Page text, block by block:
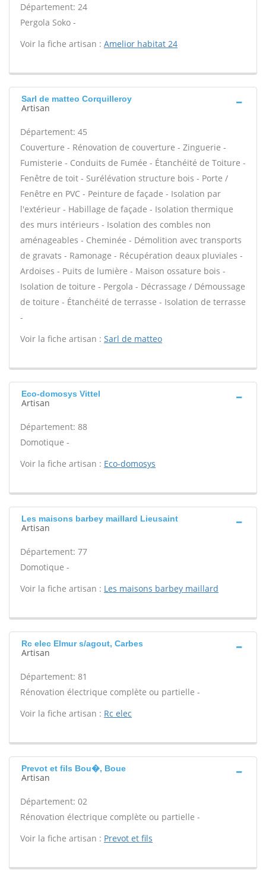
Département: 24
Pergola Soko -
Voir la fiche artisan : Amelior habitat 24
Sarl de matteo Corquilleroy
Artisan
Département: 45
Couverture - Rénovation de couverture - Zinguerie -
Fumisterie - Conduits de Fumée - Étanchéité de Toiture -
Fenêtre de toit - Surélévation structure bois - Porte /
Fenêtre en PVC - Peinture de façade - Isolation par
l'extérieur - Habillage de façade - Isolation thermique
des murs intérieurs - Isolation des combles non
aménageables - Cheminée - Démolition avec transports
de gravats - Ramonage - Récupération deaux pluviales -
Ardoises - Puits de lumière - Maison ossature bois -
Isolation de toiture - Pergola - Décrassage / Démoussage
de toiture - Étanchéité de terrasse - Isolation de terrasse
-
Voir la fiche artisan : Sarl de matteo
Eco-domosys Vittel
Artisan
Département: 88
Domotique -
Voir la fiche artisan : Eco-domosys
Les maisons barbey maillard Lieusaint
Artisan
Département: 77
Domotique -
Voir la fiche artisan : Les maisons barbey maillard
Rc elec Elmur s/agout, Carbes
Artisan
Département: 81
Rénovation électrique complète ou partielle -
Voir la fiche artisan : Rc elec
Prevot et fils Bou�, Boue
Artisan
Département: 02
Rénovation électrique complète ou partielle -
Voir la fiche artisan : Prevot et fils